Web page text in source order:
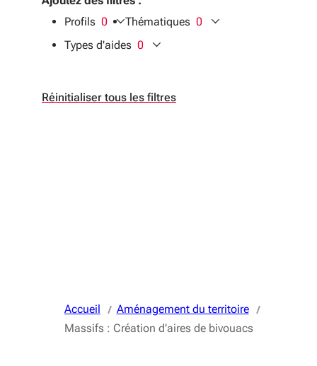
Profils 0
filtres sélectionnés
Thématiques 0
filtres sélectionnés
Types d'aides 0
filtres sélectionnés
Réinitialiser tous les filtres
Accueil
Aménagement du territoire
Massifs : Création d'aires de bivouacs